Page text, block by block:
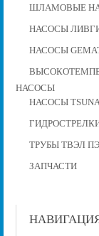
ШЛАМОВЫЕ
НАСОСЫ
НАСОСЫ
НАСОСЫ
НАСОСЫ
ТРУБЫ ТВЭЛ
ЗАПЧАСТИ